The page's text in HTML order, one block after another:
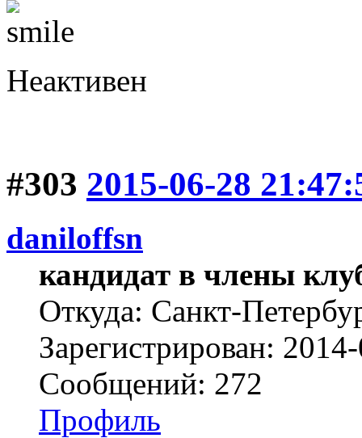
Неактивен
#303 2015-06-28
daniloffsn
кандидат в члены
Откуда: Санкт-
Зарегистрирован:
Сообщений: 272
Профиль